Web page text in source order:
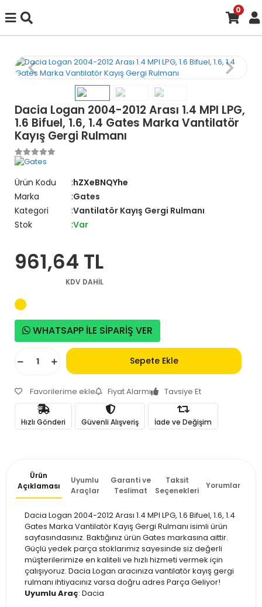
0
Dacia Logan 2004-2012 Arası 1.4 MPI LPG,
1.6 Bifuel, 1.6, 1.4 Gates Marka Vantilatör
Kayış Gergi Rulmanı
Ürün Kodu
hZXeBNQYhe
Marka
Gates
Kategori
Vantilatör Kayış Gergi Rulmanı
Stok
Var
961,64 TL
KDV DAHİL
WHATSAPP İLE SİPARİŞ VER
Sepete Ekle
Favorilerime ekle Fiyat Alarmı Tavsiye Et
Hızlı Gönderi Güvenli Alışveriş İade ve Değişim
Ürün
Açıklaması
Uyumlu
Araçlar
Garanti ve
Teslimat
Taksit
Seçenekleri
Yorumlar
Dacia Logan 2004-2012 Arası 1.4 MPI LPG, 1.6 Bifuel, 1.6, 1.4
Gates Marka Vantilatör Kayış Gergi Rulmanı isimli ürün
sayfasındasınız. Baktığınız ürün Gates markasına aittir.
Güçlü yedek parça stoklarımız sayesinde siz değerli
müşterilerimize en kaliteli ve hızlı hizmeti vermek için
çalışıyoruz. Dacia Logan aracınıza vantilatör kayış gergi
rulmanı ihtiyacınız varsa doğru adres Parça Geliyor!
Uyumlu Araç: Dacia